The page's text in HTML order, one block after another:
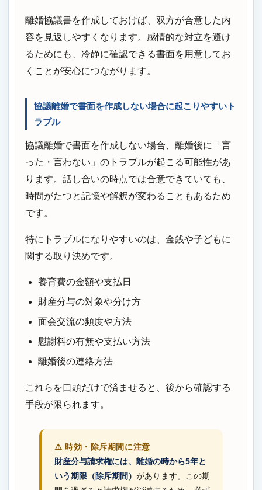
離婚協議書を作成しておけば、双方が合意した内
容を見返しやすくなります。感情的な対立を避け
るためにも、冷静に確認できる書面を用意してお
くことが安心につながります。
協議離婚で書面を作成しない場合に起こりやすいト
ラブル
協議離婚で書面を作成しない場合、離婚後に「言
った・言わない」のトラブルが起こる可能性があ
ります。話し合いの時点では合意できていても、
時間がたつと記憶や解釈が変わることもあるため
です。
特にトラブルになりやすいのは、金銭や子どもに
関する取り決めです。
養育費の金額や支払日
財産分与の対象や分け方
面会交流の頻度や方法
慰謝料の有無や支払い方法
離婚後の連絡方法
これらを口頭だけで済ませると、後から確認する
手段が限られます。
⚠️ 時効・除斥期間に注意
財産分与請求権には、離婚の時から5年と
いう期限（除斥期間） があります。この期